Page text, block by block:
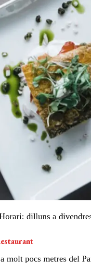
dilluns a
molt pocs metres del